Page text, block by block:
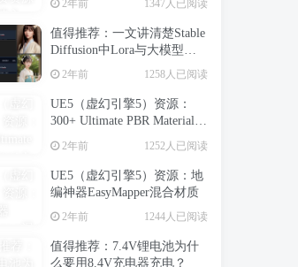
2年前 1347人已阅读
值得推荐：一文讲清楚Stable
Diffusion中Lora与大模型的
区别（转载）
2年前 1258人已阅读
UE5（虚幻引擎5）资源：
300+ Ultimate PBR Materials
Pack 写实建筑室内PBR材质
库
2年前 1252人已阅读
UE5（虚幻引擎5）资源：地
编神器EasyMapper混合材质
2年前 1244人已阅读
值得推荐：7.4V锂电池为什
么要用8.4V充电器充电？